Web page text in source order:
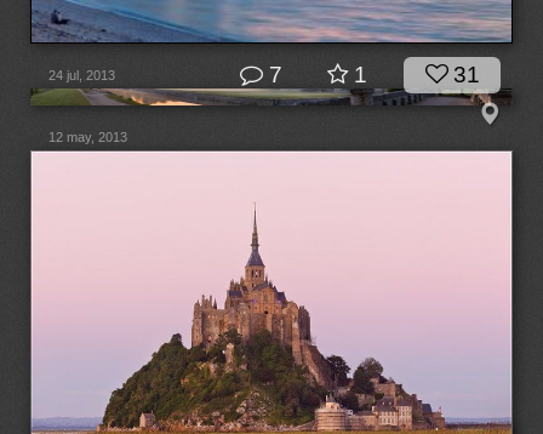
24 jul, 2013 7 1 31
12 may, 2013